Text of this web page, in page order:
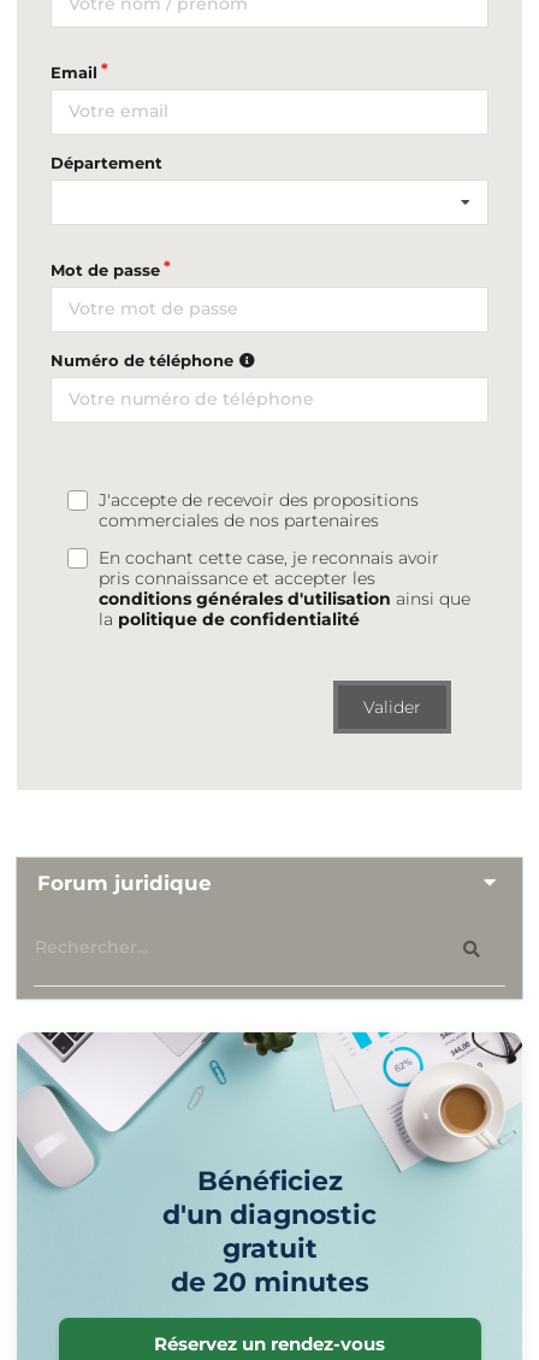
Email
Département
Mot de passe
Numéro de téléphone
J'accepte de recevoir des propositions
commerciales de nos partenaires
En cochant cette case, je reconnais avoir
pris connaissance et accepter les
conditions générales d'utilisation ainsi que
la politique de confidentialité
Valider
Forum juridique
Bénéficiez
d'un diagnostic
gratuit
de 20 minutes
Réservez un rendez-vous